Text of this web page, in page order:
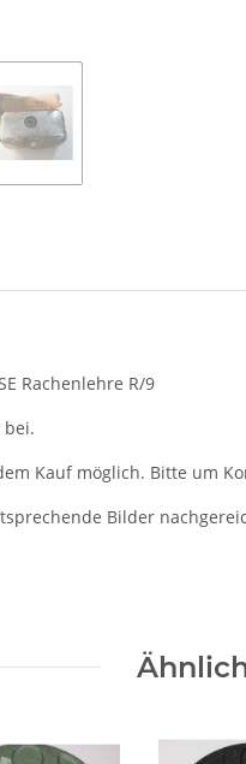
Rachenlehre R/9
bei.
Kauf möglich. Bitte um
Bilder